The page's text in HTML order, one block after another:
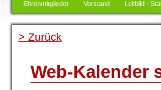
Ehrenmitglieder Vorstand Leitbild -
> Zurück
Web-Kalender